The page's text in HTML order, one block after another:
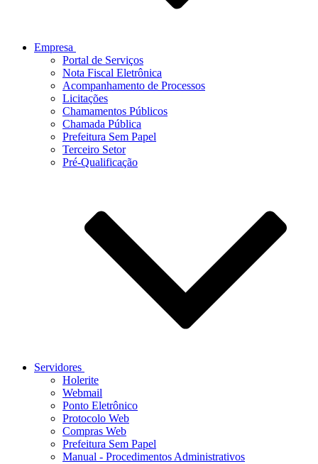
Empresa
Portal de Serviços
Nota Fiscal Eletrônica
Acompanhamento de Processos
Licitações
Chamamentos Públicos
Chamada Pública
Prefeitura Sem Papel
Terceiro Setor
Pré-Qualificação
Servidores
Holerite
Webmail
Ponto Eletrônico
Protocolo Web
Compras Web
Prefeitura Sem Papel
Manual - Procedimentos Administrativos